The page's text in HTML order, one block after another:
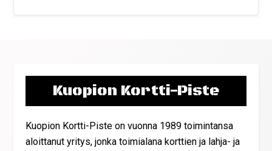
Kuopion Kortti-Piste
Kuopion Kortti-Piste on vuonna 1989 toimintansa
aloittanut yritys, jonka toimialana korttien ja lahja- ja